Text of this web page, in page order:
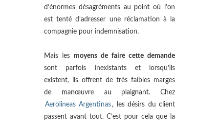
d’énormes désagréments au point où l’on
est tenté d’adresser une réclamation à la
compagnie pour indemnisation.
Mais les moyens de faire cette demande
sont parfois inexistants et lorsqu’ils
existent, ils offrent de très faibles marges
de manœuvre au plaignant. Chez
Aerolineas Argentinas , les désirs du client
passent avant tout. C’est pour cela que la